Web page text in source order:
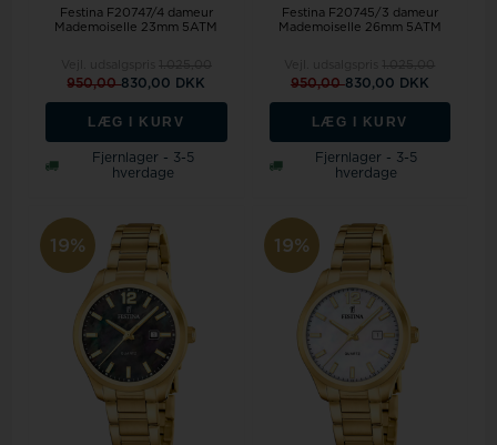
Festina F20747/4 dameur
Mademoiselle 23mm 5ATM
950,00830,00 DKK
LÆG I KURV
Fjernlager - 3-5
hverdage
Festina F20745/3 dameur
Mademoiselle 26mm 5ATM
950,00830,00 DKK
LÆG I KURV
Fjernlager - 3-5
hverdage
19% 19%